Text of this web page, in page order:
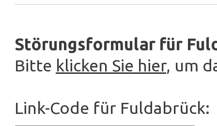
Störungsformular für
Bitte klicken Sie hier, um
Link-Code für Fuldabrück: